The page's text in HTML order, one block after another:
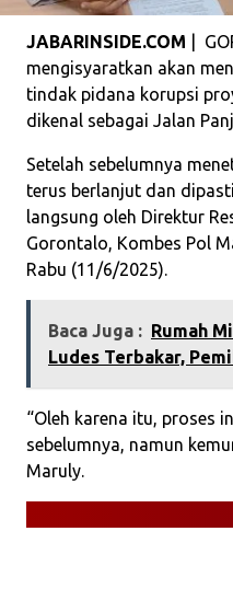
JABARINSIDE.COM |
mengisyaratkan akan
tindak pidana korupsi
dikenal sebagai Jalan
Setelah sebelumnya
terus berlanjut dan
langsung oleh Direktur
Gorontalo, Kombes Pol
Rabu (11/6/2025).
Baca Juga : ‎Rumah
Ludes Terbakar,
“Oleh karena itu, proses
sebelumnya, namun
Maruly.